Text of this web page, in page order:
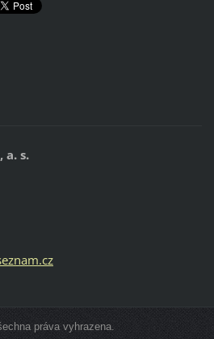
a. s.
nam.cz
práva vyhrazena.